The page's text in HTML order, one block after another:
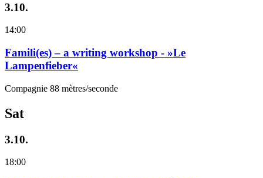
3.10.
14:00
Famili(es) – a writing workshop - »Le
Lampenfieber«
Compagnie 88 mètres/seconde
Sat
3.10.
18:00